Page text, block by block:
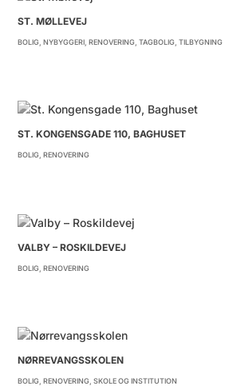
ST. MØLLEVEJ
BOLIG ,NYBYGGERI ,RENOVERING ,TAGBOLIG ,TILBYGNING
ST. KONGENSGADE 110, BAGHUSET
BOLIG, RENOVERING
VALBY – ROSKILDEVEJ
BOLIG ,RENOVERING
NØRREVANGSSKOLEN
BOLIG,RENOVERING,SKOLE OG INSTITUTION